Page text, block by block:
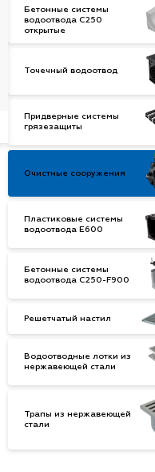
Бетонные системы
водоотвода С250
открытые
Точечный водоотвод
Придверные системы
грязезащиты
Очистные сооружения
Пластиковые системы
водоотвода E600
Бетонные системы
водоотвода С250-F900
Решетчатый настил
Водоотводные лотки из
нержавеющей стали
Трапы из нержавеющей
стали